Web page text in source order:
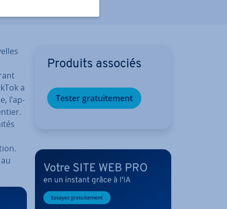
a
l’ap­
Produits associés
Tester gra­tui­te­ment